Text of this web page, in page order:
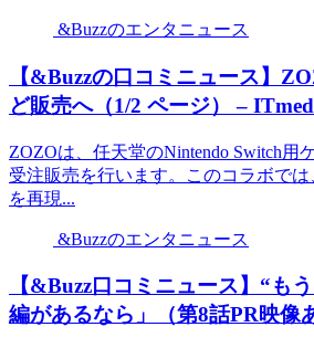
&Buzzのエンタニュース
【&Buzzの口コミニュース】
ど販売へ（1/2 ページ） –
ZOZOは、任天堂のNintendo Switch
受注販売を行います。このコラボで
を再現...
&Buzzのエンタニュース
【&Buzz口コミニュース】“も
編があるなら」（第8話PR映像